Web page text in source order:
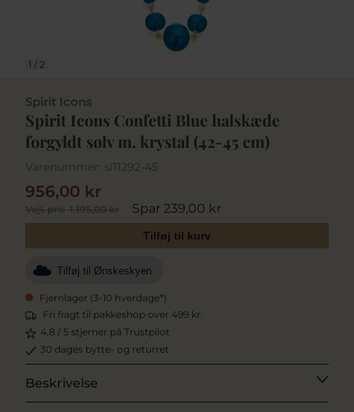
1 / 2
Spirit Icons
Spirit Icons Confetti Blue halskæde
forgyldt sølv m. krystal (42-45 cm)
Varenummer: si11292-45
Vejl. pris1.195,00 kr Spar 239,00 kr
956,00 kr
Tilføj til kurv
Tilføj til Ønskeskyen
Fjernlager (3-10 hverdage*)
Fri fragt til pakkeshop over 499 kr.
4,8 / 5 stjerner på Trustpilot
30 dages bytte- og returret
Beskrivelse